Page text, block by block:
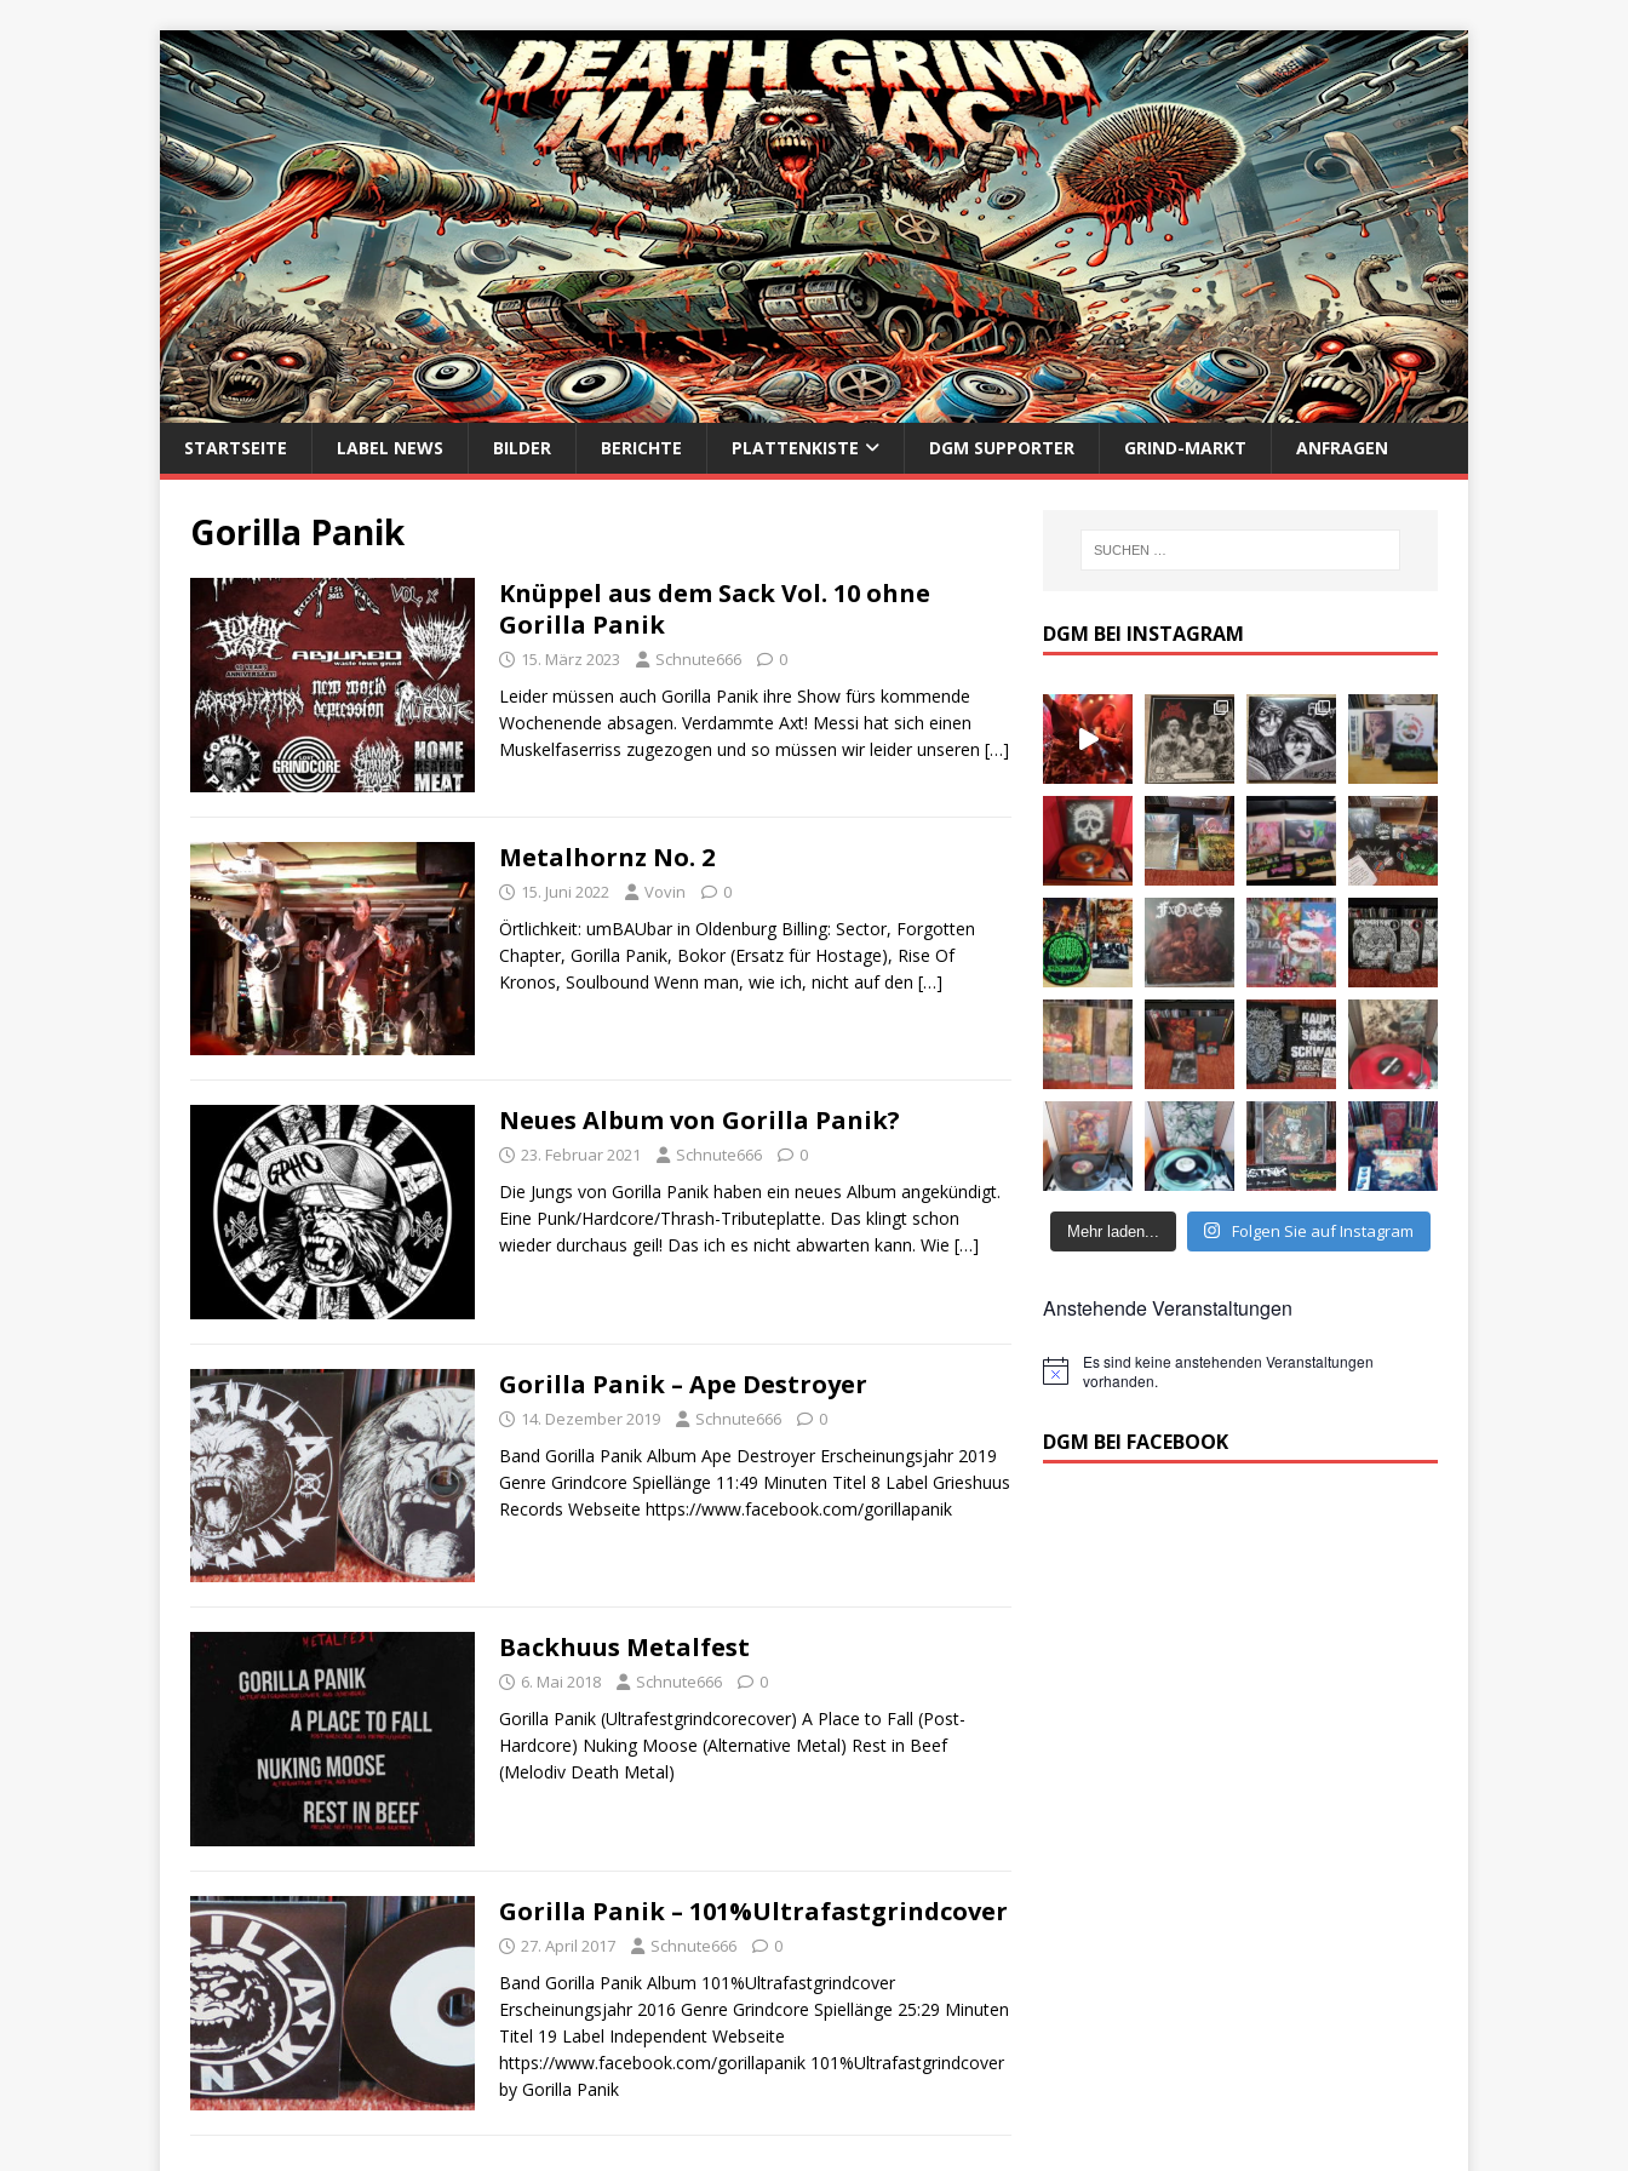
STARTSEITE LABEL NEWS BILDER BERICHTE PLATTENKISTE DGM SUPPORTER GRIND-MARKT ANFRAGEN
Gorilla Panik
Knüppel aus dem Sack Vol. 10 ohne
Gorilla Panik
15. März 2023 Schnute666 0
Leider müssen auch Gorilla Panik ihre Show fürs kommende
Wochenende absagen. Verdammte Axt! Messi hat sich einen
Muskelfaserriss zugezogen und so müssen wir leider unseren […]
Metalhornz No. 2
15. Juni 2022 Vovin 0
Örtlichkeit: umBAUbar in Oldenburg Billing: Sector, Forgotten
Chapter, Gorilla Panik, Bokor (Ersatz für Hostage), Rise Of
Kronos, Soulbound Wenn man, wie ich, nicht auf den […]
Neues Album von Gorilla Panik?
23. Februar 2021 Schnute666 0
Die Jungs von Gorilla Panik haben ein neues Album angekündigt.
Eine Punk/Hardcore/Thrash-Tributeplatte. Das klingt schon
wieder durchaus geil! Das ich es nicht abwarten kann. Wie […]
Gorilla Panik ‎– Ape Destroyer
14. Dezember 2019 Schnute666 0
Band Gorilla Panik Album Ape Destroyer Erscheinungsjahr 2019
Genre Grindcore Spiellänge 11:49 Minuten Titel 8 Label Grieshuus
Records Webseite https://www.facebook.com/gorillapanik
Backhuus Metalfest
6. Mai 2018 Schnute666 0
Gorilla Panik (Ultrafestgrindcorecover) A Place to Fall (Post-
Hardcore) Nuking Moose (Alternative Metal) Rest in Beef
(Melodiv Death Metal)
Gorilla Panik – 101​%​Ultrafastgrindcover
27. April 2017 Schnute666 0
Band Gorilla Panik Album 101​%​Ultrafastgrindcover
Erscheinungsjahr 2016 Genre Grindcore Spiellänge 25:29 Minuten
Titel 19 Label Independent Webseite
https://www.facebook.com/gorillapanik 101%Ultrafastgrindcover
by Gorilla Panik
DGM BEI INSTAGRAM
Mehr laden... Folgen Sie auf Instagram
Anstehende Veranstaltungen
H
w
e
Es sind keine anstehenden Veranstaltungen
vorhanden.
DGM BEI FACEBOOK